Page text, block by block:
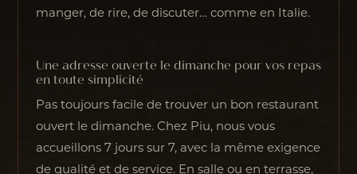
manger, de rire, de discuter… comme en Italie.
Une adresse ouverte le dimanche pour vos repas
en toute simplicité
Pas toujours facile de trouver un bon restaurant
ouvert le dimanche. Chez Piu, nous vous
accueillons 7 jours sur 7, avec la même exigence
de qualité et de service. En salle ou en terrasse,